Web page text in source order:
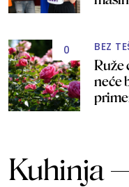
0 BEZ
Ruže
neće
Kuhinja